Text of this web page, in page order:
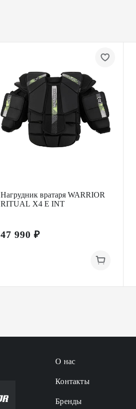
Нагрудник вратаря WARRIOR
RITUAL X4 E INT
47 990 ₽
О нас
Контакты
Бренды